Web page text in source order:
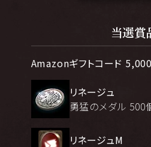
当選賞
Amazonギフトコード
リネージュ
勇猛のメダル 500
リネージュM